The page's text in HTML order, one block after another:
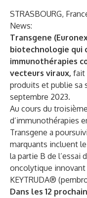
STRASBOURG,
News:
Transgene
biotechnologie qui
immunothérapies
vecteurs viraux, fait
produits et publie sa
septembre 2023.
Au cours du
d’immunothérapies
Transgene a
marquants incluent
la partie B de l’essai
oncolytique innovant
KEYTRUDA®
Dans les 12